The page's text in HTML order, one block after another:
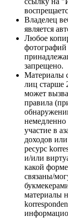
Владелец
является
Любое
фотографий
запрещено.
Материалы
лиц старше
может
правила
немедленно
участие в
доходов
ресурс
и/или
какой
связаны/
материалы